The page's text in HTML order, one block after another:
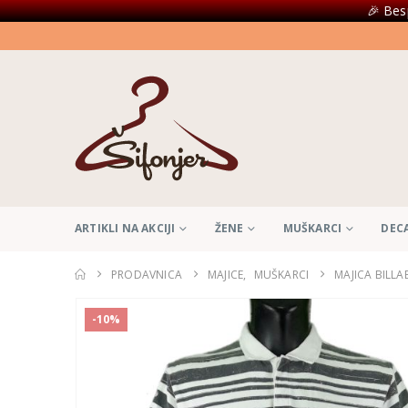
🎉
ARTIKLI NA AKCIJI ŽENE MUŠKARCI
PRODAVNICA MAJICE, MUŠKARCI MAJICA
-10%